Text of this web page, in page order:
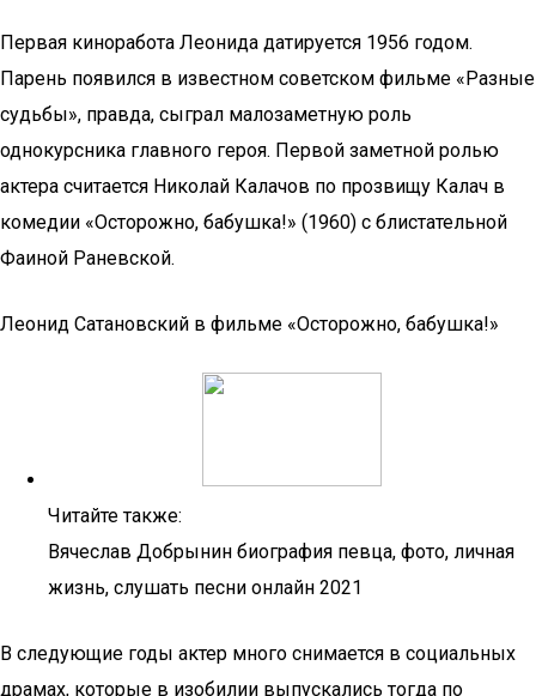
Первая киноработа Леонида датируется 1956 годом.
Парень появился в известном советском фильме «Разные
судьбы», правда, сыграл малозаметную роль
однокурсника главного героя. Первой заметной ролью
актера считается Николай Калачов по прозвищу Калач в
комедии «Осторожно, бабушка!» (1960) с блистательной
Фаиной Раневской.
Леонид Сатановский в фильме «Осторожно, бабушка!»
Читайте также:
Вячеслав Добрынин биография певца, фото, личная
жизнь, слушать песни онлайн 2021
В следующие годы актер много снимается в социальных
драмах, которые в изобилии выпускались тогда по